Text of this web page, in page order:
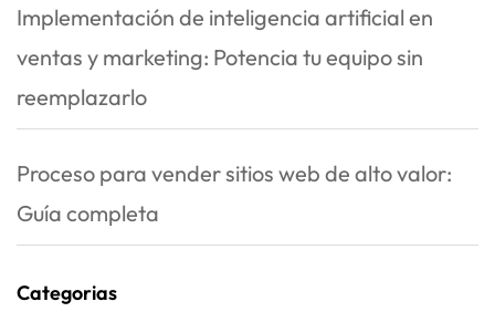
Implementación de inteligencia artificial en
ventas y marketing: Potencia tu equipo sin
reemplazarlo
Proceso para vender sitios web de alto valor:
Guía completa
Categorias